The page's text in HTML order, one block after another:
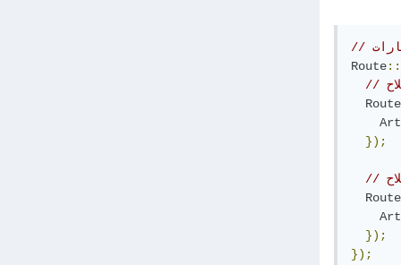
Route::
Route
});
Route
});
});